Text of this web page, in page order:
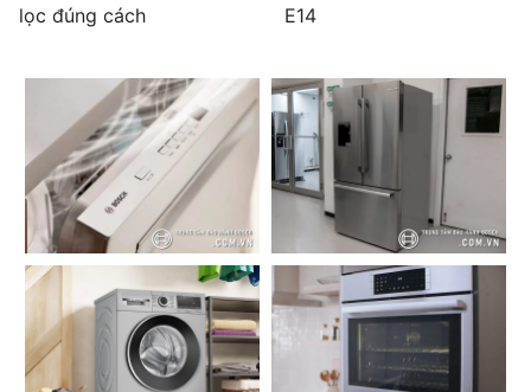
lọc đúng cách
E14